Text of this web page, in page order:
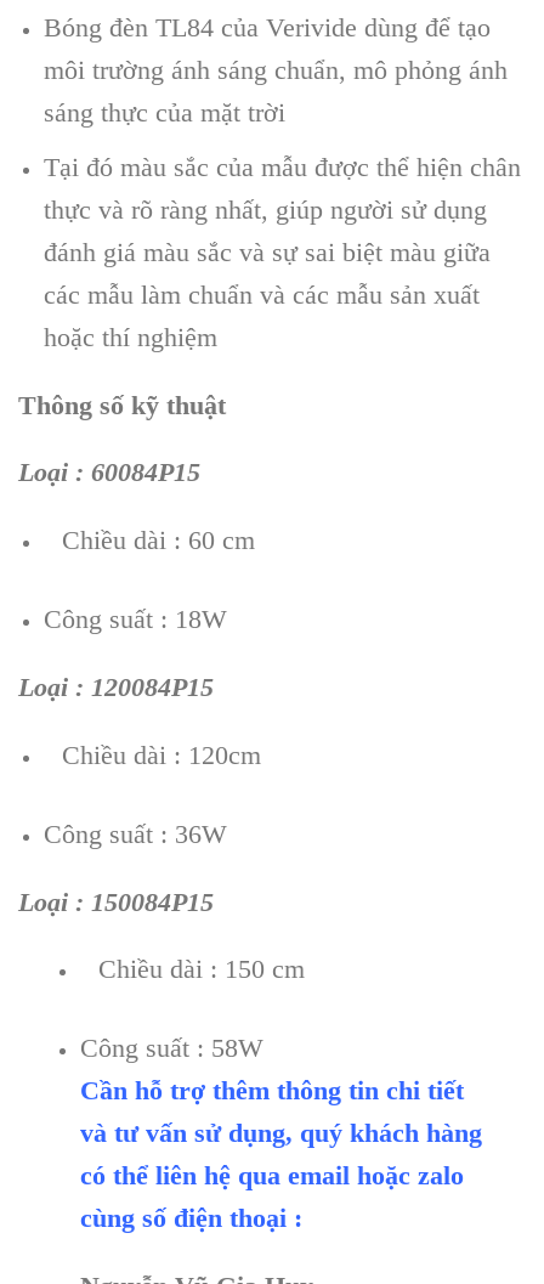
Bóng đèn TL84 của Verivide dùng để tạo
môi trường ánh sáng chuẩn, mô phỏng ánh
sáng thực của mặt trời
Tại đó màu sắc của mẫu được thể hiện chân
thực và rõ ràng nhất, giúp người sử dụng
đánh giá màu sắc và sự sai biệt màu giữa
các mẫu làm chuẩn và các mẫu sản xuất
hoặc thí nghiệm
Thông số kỹ thuật
Loại : 60084P15
Chiều dài : 60 cm
Công suất : 18W
Loại : 120084P15
Chiều dài : 120cm
Công suất : 36W
Loại : 150084P15
Chiều dài : 150 cm
Công suất : 58W
Cần hỗ trợ thêm thông tin chi tiết
và tư vấn sử dụng, quý khách hàng
có thể liên hệ qua email hoặc zalo
cùng số điện thoại :